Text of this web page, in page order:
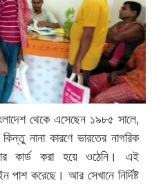
থেকে এসেছেন ১৯৮৫ সালে,
নানা কারণে ভারতের নাগরিক
কার্ড করা হয়ে ওঠেনি। এই
পাশ করেছে। আর সেখানে নির্দিষ্ট